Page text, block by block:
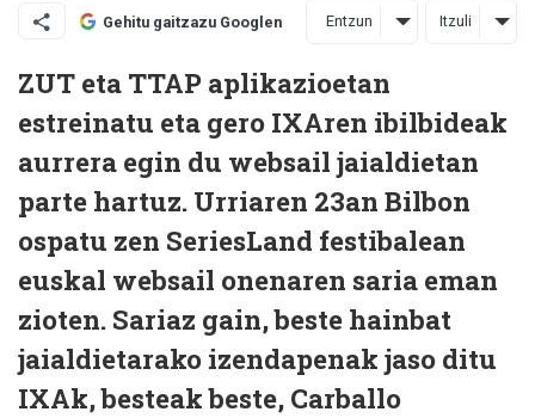
Gehitu gaitzazu Googlen Entzun Itzuli
ZUT eta TTAP aplikazioetan
estreinatu eta gero IXAren ibilbideak
aurrera egin du websail jaialdietan
parte hartuz. Urriaren 23an Bilbon
ospatu zen SeriesLand festibalean
euskal websail onenaren saria eman
zioten. Sariaz gain, beste hainbat
jaialdietarako izendapenak jaso ditu
IXAk, besteak beste, Carballo